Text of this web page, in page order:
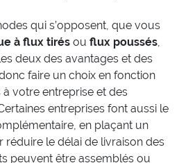
qui s’opposent, que vous
à flux tirés ou flux poussés,
deux des avantages et des
faire un choix en fonction
votre entreprise et des
entreprises font aussi le
en plaçant un
réduire le délai de livraison des
peuvent être assemblés ou